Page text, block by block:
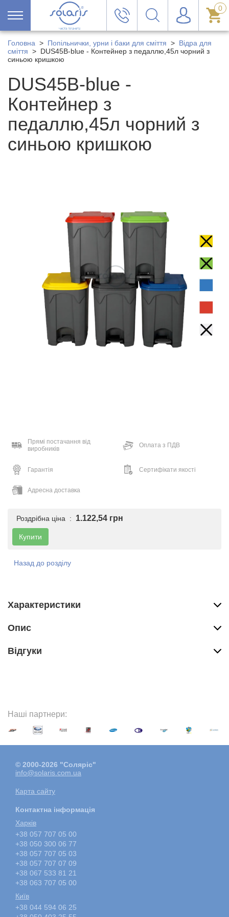
0
Головна > Попільнички, урни і баки для сміття > Відра для
сміття > DUS45B-blue - Контейнер з педаллю,45л чорний з
синьою кришкою
DUS45B-blue -
Контейнер з
педаллю,45л чорний з
синьою кришкою
Прямі постачання від
виробників
Оплата з ПДВ
Гарантія Сертифікати якості
Адресна доставка
Роздрібна ціна : 1.122,54 грн
Купити
Назад до розділу
Характеристики
Опис
Вiдгуки
Наші партнери:
© 2000-2026 "Соляріс"
info@solaris.com.ua
Карта сайту
Контактна інформація
Харкiв
+38 057 707 05 00
+38 050 300 06 77
+38 057 707 05 03
+38 057 707 07 09
+38 067 533 81 21
+38 063 707 05 00
Київ
+38 044 594 06 25